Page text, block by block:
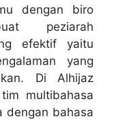
dengan biro
peziarah
efektif yaitu
yang
Di Alhijaz
multibahasa
dengan bahasa